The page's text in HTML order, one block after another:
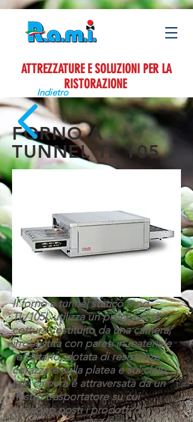
ATTREZZATURE E SOLUZIONI PER LA
RISTORAZIONE
FORNO A
TUNNEL TL 105
Il forno a tunnel statico mod.
TL/105L utilizza un processo di
cottura costituito da una camera,
irrobustita con pareti in materiale
refrattario, dotata di resistenze
corazzate sulla platea e sul cielo;
tale camera è attraversata da un
nastro trasportatore su cui
vengono posti i prodotti da
Indietro